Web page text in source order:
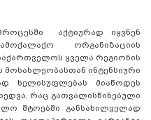
აქტიურად იყვნენ
ორგანიზაციის
ყველა რეგიონის
ინტენსიური
ხელისუფლებას მიაწოდეს
რაც გათვალისწინებული
შტოებში განსახილველად